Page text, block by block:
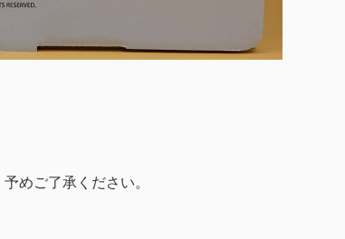
めご了承ください。